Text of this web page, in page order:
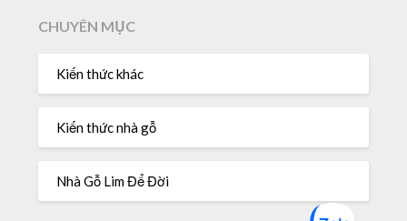
CHUYÊN MỤC
Kiến thức khác
Kiến thức nhà gỗ
Nhà Gỗ Lim Để Đời